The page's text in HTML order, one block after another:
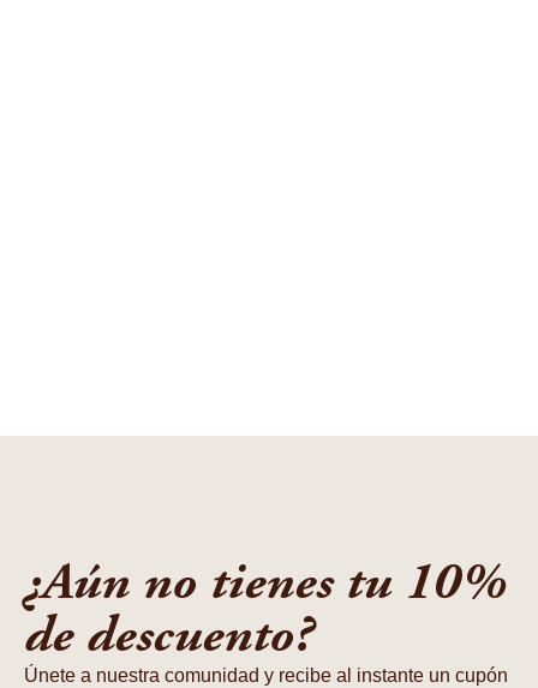
¿Aún no tienes tu 10%
de descuento?
Únete a nuestra comunidad y recibe al instante un cupón